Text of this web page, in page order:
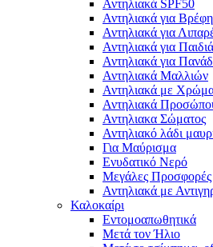
Αντηλιακά SPF50
Αντηλιακά για
Αντηλιακά για
Αντηλιακά για
Αντηλιακά για
Αντηλιακά Μαλλιών
Αντηλιακά με
Αντηλιακά
Αντηλιακα Σώματος
Αντηλιακό λάδι
Για Μαύρισμα
Ενυδατικό Νερό
Μεγάλες Προσφορές
Αντηλιακά με
Καλοκαίρι
Εντομοαπωθητικά
Μετά τον Ήλιο